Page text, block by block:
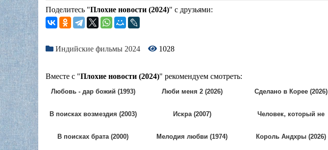
Поделитесь "Плохие новости (2024)" с друзьями:
Индийские фильмы 2024 1028
Вместе с "Плохие новости (2024)" рекомендуем смотреть:
Любовь - дар божий (1993) Люби меня 2 (2026) Сделано в Корее (2026)
В поисках возмездия (2003) Искра (2007)
Человек, который не
В поисках брата (2000) Мелодия любви (1974) Король Андхры (2026)